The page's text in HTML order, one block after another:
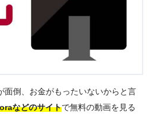
面倒、お金がもったいないからと言
などのサイトで無料の動画を見る